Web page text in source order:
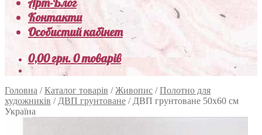
Контакти
Особистий кабінет
0,00грн.0 товарів
Головна /Каталог товарів /Живопис /Полотно для
художників / ДВП грунтоване / ДВП грунтоване 50х60 см
Україна